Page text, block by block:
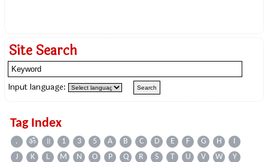
Site Search
Input language:
Tag Index
. ॐ ॥ 1 3 5 A B C D E F G H
I
J
K L M N O P Q R S T U V W
Y